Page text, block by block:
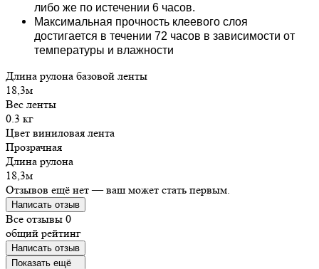
либо же по истечении 6 часов.
Максимальная прочность клеевого слоя
достигается в течении 72 часов в зависимости от
температуры и влажности
Длина рулона базовой ленты
18,3м
Вес ленты
0.3 кг
Цвет виниловая лента
Прозрачная
Длина рулона
18,3м
Отзывов ещё нет — ваш может стать первым.
Написать отзыв
Все отзывы 0
общий рейтинг
Написать отзыв
Показать ещё